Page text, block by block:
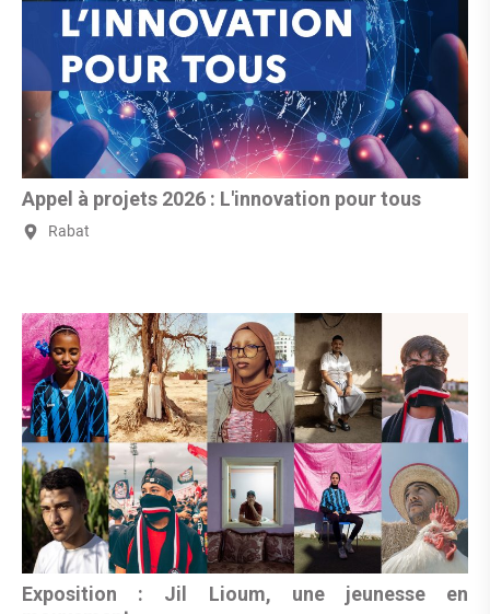
Appel à projets 2026 : L'innovation pour tous
Rabat
Exposition : Jil Lioum, une jeunesse en